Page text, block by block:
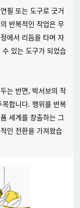
필 또는 도구로 긋거
반복적인 작업은 무
에서 리듬을 타며 자
있는 도구가 되었습
는 반면, 박서보의 작
합니다. 행위를 반복
세계를 창출하는 그
인 전환을 가져왔습